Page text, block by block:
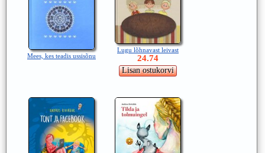
Mees, kes teadis ussisõnu
Lugu lõhnavast leivast
24.74